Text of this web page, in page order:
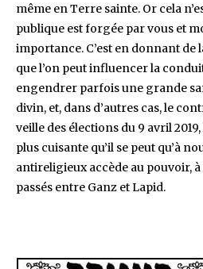
même en Terre sainte. Or cela
publique est forgée par vous et
importance. C’est en donnant de
que l’on peut influencer la
engendrer parfois une grande
divin, et, dans d’autres cas, le
veille des élections du 9 avril
plus cuisante qu’il se peut qu’à
antireligieux accède au pouvoir,
passés entre Ganz et Lapid.